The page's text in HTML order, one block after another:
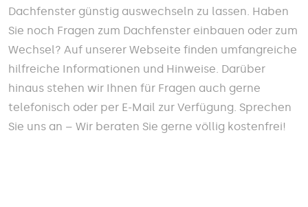
Dachfenster günstig auswechseln zu lassen. Haben
Sie noch Fragen zum Dachfenster einbauen oder zum
Wechsel? Auf unserer Webseite finden umfangreiche
hilfreiche Informationen und Hinweise. Darüber
hinaus stehen wir Ihnen für Fragen auch gerne
telefonisch oder per E-Mail zur Verfügung. Sprechen
Sie uns an – Wir beraten Sie gerne völlig kostenfrei!